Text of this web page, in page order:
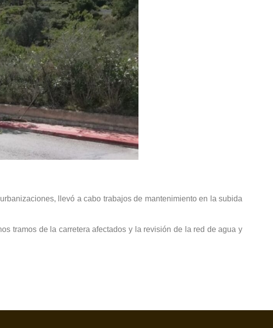
llevó a cabo trabajos de mantenimiento en la subida
tramos de la carretera afectados y la revisión de la red de agua y